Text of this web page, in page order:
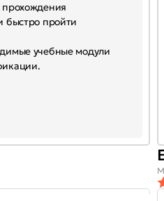
быстро пройти
учебные модули